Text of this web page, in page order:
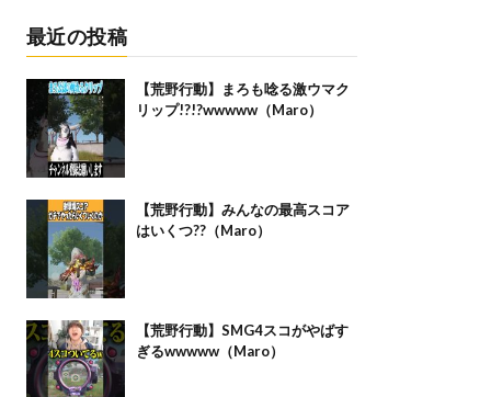
最近の投稿
【荒野行動】まろも唸る激ウマク
リップ!?!?wwwww（Maro）
【荒野行動】みんなの最高スコア
はいくつ??（Maro）
【荒野行動】SMG4スコがやばす
ぎるwwwww（Maro）